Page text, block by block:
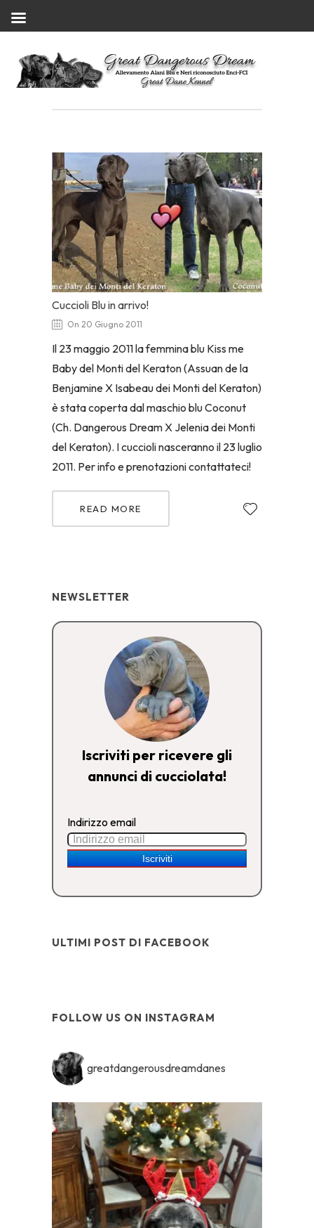
Cuccioli Blu in arrivo!
On 20 Giugno 2011
Il 23 maggio 2011 la femmina blu Kiss me
Baby del Monti del Keraton (Assuan de la
Benjamine X Isabeau dei Monti del Keraton)
è stata coperta dal maschio blu Coconut
(Ch. Dangerous Dream X Jelenia dei Monti
del Keraton). I cuccioli nasceranno il 23 luglio
2011. Per info e prenotazioni contattateci!
READ MORE
NEWSLETTER
Iscriviti per ricevere gli
annunci di cucciolata!
Indirizzo email
ULTIMI POST DI FACEBOOK
FOLLOW US ON INSTAGRAM
greatdangerousdreamdanes